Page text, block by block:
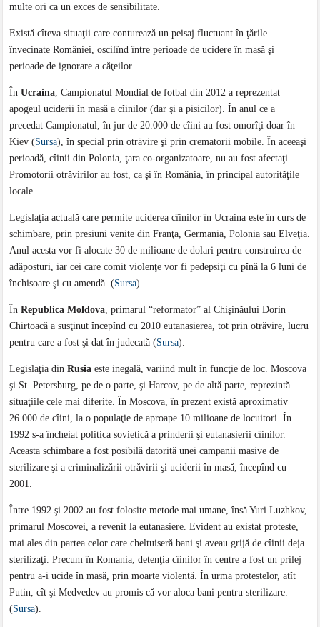
multe ori ca un exces de sensibilitate.
Există cîteva situaţii care conturează un peisaj fluctuant în ţările
învecinate României, oscilînd între perioade de ucidere în masă şi
perioade de ignorare a căţeilor.
ÎnUcraina , Campionatul Mondial de fotbal din 2012 a reprezentat
apogeul uciderii în masă a cîinilor (dar şi a pisicilor). În anul ce a
precedat Campionatul, în jur de 20.000 de cîini au fost omorîţi doar în
Kiev (Sursa), în special prin otrăvire şi prin crematorii mobile. În aceeaşi
perioadă, cîinii din Polonia, ţara co-organizatoare, nu au fost afectaţi.
Promotorii otrăvirilor au fost, ca şi în România, în principal autorităţile
locale.
Legislaţia actuală care permite uciderea cîinilor în Ucraina este în curs de
schimbare, prin presiuni venite din Franţa, Germania, Polonia sau Elveţia.
Anul acesta vor fi alocate 30 de milioane de dolari pentru construirea de
adăposturi, iar cei care comit violenţe vor fi pedepsiţi cu pînă la 6 luni de
închisoare şi cu amendă. (Sursa).
ÎnRepublica Moldova , primarul “reformator” al Chişinăului Dorin
Chirtoacă a susţinut începînd cu 2010 eutanasierea, tot prin otrăvire, lucru
pentru care a fost şi dat în judecată (Sursa).
Legislaţia dinRusiaeste inegală, variind mult în funcţie de loc. Moscova
şi St. Petersburg, pe de o parte, şi Harcov, pe de altă parte, reprezintă
situaţiile cele mai diferite. În Moscova, în prezent există aproximativ
26.000 de cîini, la o populaţie de aproape 10 milioane de locuitori. În
1992 s-a încheiat politica sovietică a prinderii şi eutanasierii cîinilor.
Aceasta schimbare a fost posibilă datorită unei campanii masive de
sterilizare şi a criminalizării otrăvirii şi uciderii în masă, începînd cu
2001.
Între 1992 şi 2002 au fost folosite metode mai umane, însă Yuri Luzhkov,
primarul Moscovei, a revenit la eutanasiere. Evident au existat proteste,
mai ales din partea celor care cheltuiseră bani şi aveau grijă de cîinii deja
sterilizaţi. Precum în Romania, detenţia cîinilor în centre a fost un prilej
pentru a-i ucide în masă, prin moarte violentă. În urma protestelor, atît
Putin, cît şi Medvedev au promis că vor aloca bani pentru sterilizare.
(Sursa).